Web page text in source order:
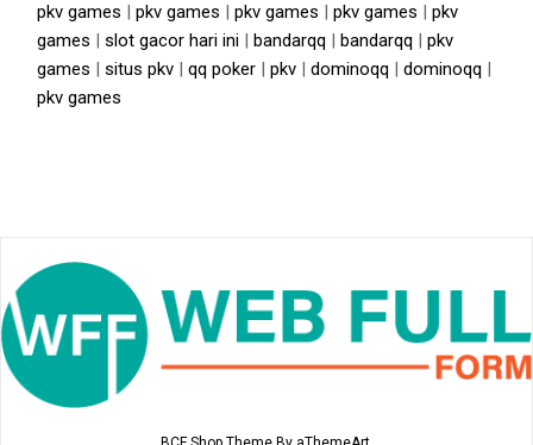
pkv games | pkv games | pkv games | pkv games | pkv
games | slot gacor hari ini | bandarqq | bandarqq | pkv
games | situs pkv | qq poker | pkv | dominoqq | dominoqq |
pkv games